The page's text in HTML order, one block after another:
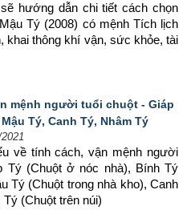
hướng dẫn chi tiết cách chọn
Tý (2008) có mệnh Tích lịch
khai thông khí vận, sức khỏe, tài
mệnh người tuổi chuột - Giáp
Tý, Canh Tý, Nhâm Tý
về tính cách, vận mệnh người
Tý (Chuột ở nóc nhà), Bính Tý
Tý (Chuột trong nhà kho), Canh
(Chuột trên núi)